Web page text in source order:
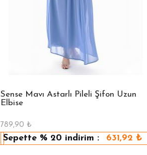
Sense Mavı Astarlı Pileli Şifon Uzun
Elbise
789,90 ₺
Sepette % 20 indirim : 631,92 ₺